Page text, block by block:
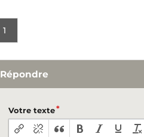
1
Répondre
Votre texte